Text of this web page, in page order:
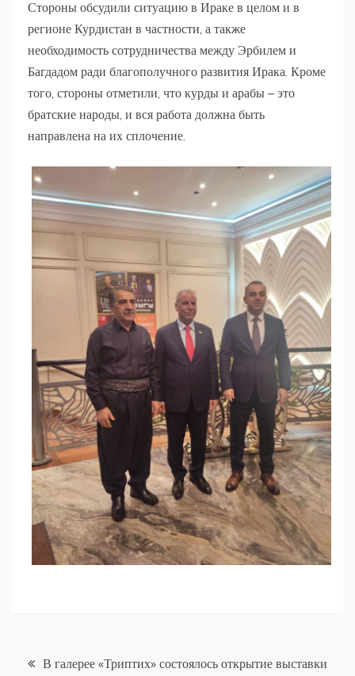
Стороны обсудили ситуацию в Ираке в целом и в
регионе Курдистан в частности, а также
необходимость сотрудничества между Эрбилем и
Багдадом ради благополучного развития Ирака. Кроме
того, стороны отметили, что курды и арабы ­­– это
братские народы, и вся работа должна быть
направлена на их сплочение.
Навигация
В галерее «Триптих» состоялось открытие выставки